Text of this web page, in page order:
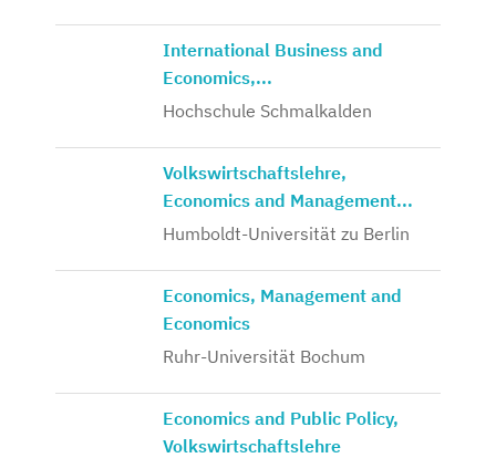
International Business and
Economics,...
Hochschule Schmalkalden
Volkswirtschaftslehre,
Economics and Management...
Humboldt-Universität zu Berlin
Economics, Management and
Economics
Ruhr-Universität Bochum
Economics and Public Policy,
Volkswirtschaftslehre